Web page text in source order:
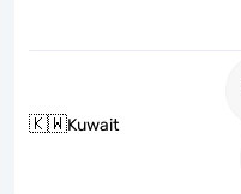
🇰🇼Kuwait